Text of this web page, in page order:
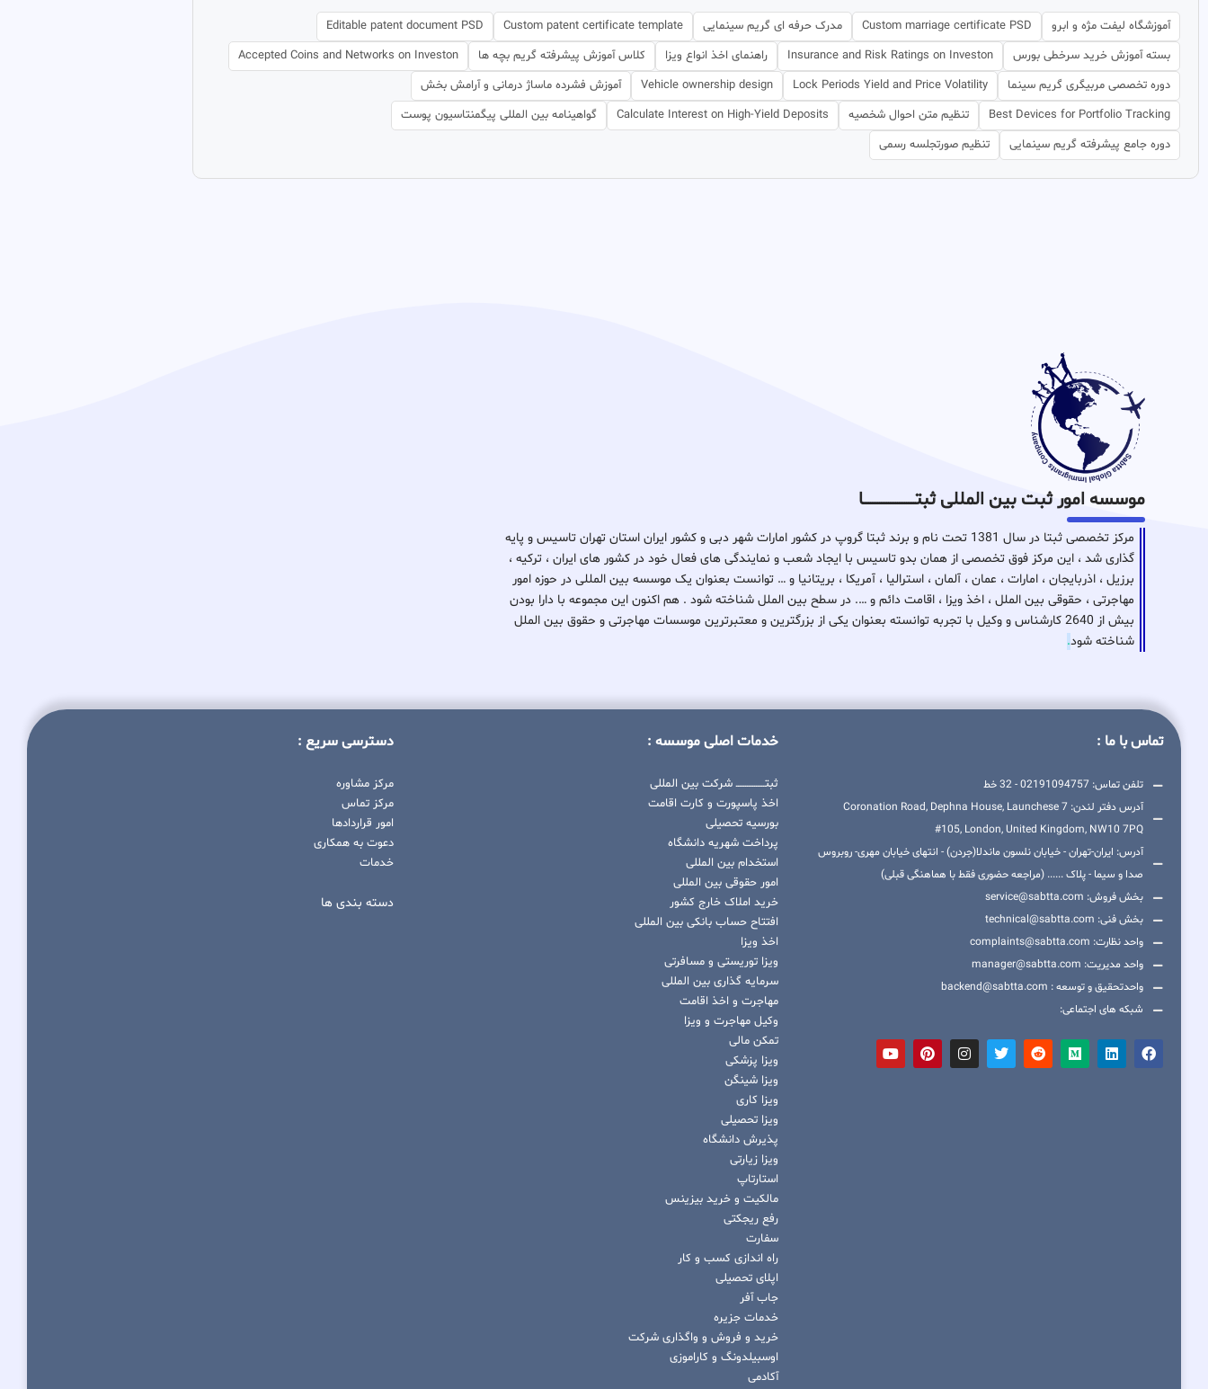
آموزشگاه لیفت مژه و ابرو Custom marriage certificate PSD مدرک حرفه ای گریم سینمایی Custom patent certificate template
Editable patent document PSD
بسته آموزش خرید سرخطی بورس
Insurance and Risk Ratings on Investon راهنمای اخذ انواع ویزا کلاس آموزش پیشرفته گریم بچه ها
Accepted Coins and Networks on Investon
دوره تخصصی مربیگری گریم سینما
Lock Periods Yield and Price Volatility
Vehicle ownership design
آموزش فشرده ماساژ درمانی و آرامش بخش
Best Devices for Portfolio Tracking
تنظیم متن احوال شخصیه Calculate Interest on High-Yield Deposits
گواهینامه بین المللی پیگمنتاسیون پوست
دوره جامع پیشرفته گریم سینمایی
تنظیم صورتجلسه رسمی
موسسه امور ثبت بین المللی ثبتـــــــــــــــــــــــــــــا
مرکز تخصصی ثبتا در سال 1381 تحت نام و برند ثبتا گروپ در کشور امارات شهر دبی و کشور ایران استان تهران تاسیس و پایه
گذاری شد ، این مرکز فوق تخصصی از همان بدو تاسیس با ایجاد شعب و نمایندگی های فعال خود در کشور های ایران ، ترکیه ،
برزیل ، اذربایجان ، امارات ، عمان ، آلمان ، استرالیا ، آمریکا ، بریتانیا و … توانست بعنوان یک موسسه بین المللی در حوزه امور
مهاجرتی ، حقوقی بین الملل ، اخذ ویزا ، اقامت دائم و …. در سطح بین الملل شناخته شود . هم اکنون این مجموعه با دارا بودن
بیش از 2640 کارشناس و وکیل با تجربه توانسته بعنوان یکی از بزرگترین و معتبرترین موسسات مهاجرتی و حقوق بین الملل
شناخته شود.
تماس با ما :
تلفن تماس: 02191094757 - 32 خط
آدرس دفتر لندن: 7 Coronation Road, Dephna House, Launchese
#105, London, United Kingdom, NW10 7PQ
آدرس: ایران-تهران - خیابان نلسون ماندلا(جردن) - انتهای خیابان مهری- روبروس
صدا و سیما - پلاک ...... (مراجعه حضوری فقط با هماهنگی قبلی)
بخش فروش: service@sabtta.com
بخش فنی: technical@sabtta.com
واحد نظارت: complaints@sabtta.com
واحد مدیریت: manager@sabtta.com
واحدتحقیق و توسعه : backend@sabtta.com
شبکه های اجتماعی:
خدمات اصلی موسسه :
ثبتــــــــــــــــ شرکت بین المللی
اخذ پاسپورت و کارت اقامت
بورسیه تحصیلی
پرداخت شهریه دانشگاه
استخدام بین المللی
امور حقوقی بین المللی
خرید املاک خارج کشور
افتتاح حساب بانکی بین المللی
اخذ ویزا
ویزا توریستی و مسافرتی
سرمایه گذاری بین المللی
مهاجرت و اخذ اقامت
وکیل مهاجرت و ویزا
تمکن مالی
ویزا پزشکی
ویزا شینگن
ویزا کاری
ویزا تحصیلی
پذیرش دانشگاه
ویزا زیارتی
استارتاپ
مالکیت و خرید بیزینس
رفع ریجکتی
سفارت
راه اندازی کسب و کار
اپلای تحصیلی
جاب آفر
خدمات جزیره
خرید و فروش و واگذاری شرکت
اوسبیلدونگ و کاراموزی
آکادمی
دسترسی سریع :
مرکز مشاوره
مرکز تماس
امور قراردادها
دعوت به همکاری
خدمات
دسته بندی ها